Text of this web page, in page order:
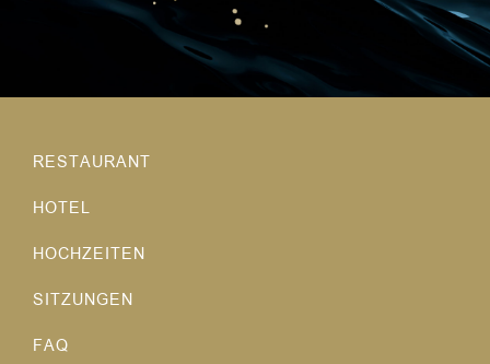
RESTAURANT
HOTEL
HOCHZEITEN
SITZUNGEN
FAQ